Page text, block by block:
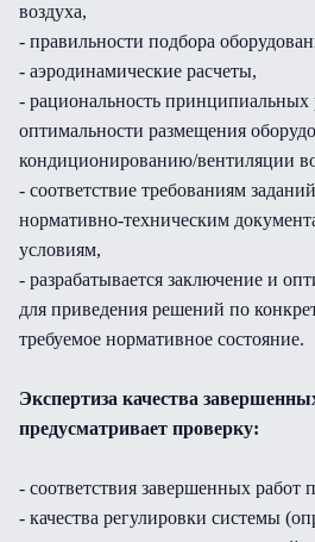
воздуха,
- правильности подбора
- аэродинамические расчеты,
- рациональность
оптимальности размещения
кондиционированию/вентиляции
- соответствие требованиям
нормативно-техническим
условиям,
- разрабатывается заключение и
для приведения решений по
требуемое нормативное состояние.
Экспертиза качества
предусматривает проверку:
- соответствия завершенных работ
- качества регулировки системы